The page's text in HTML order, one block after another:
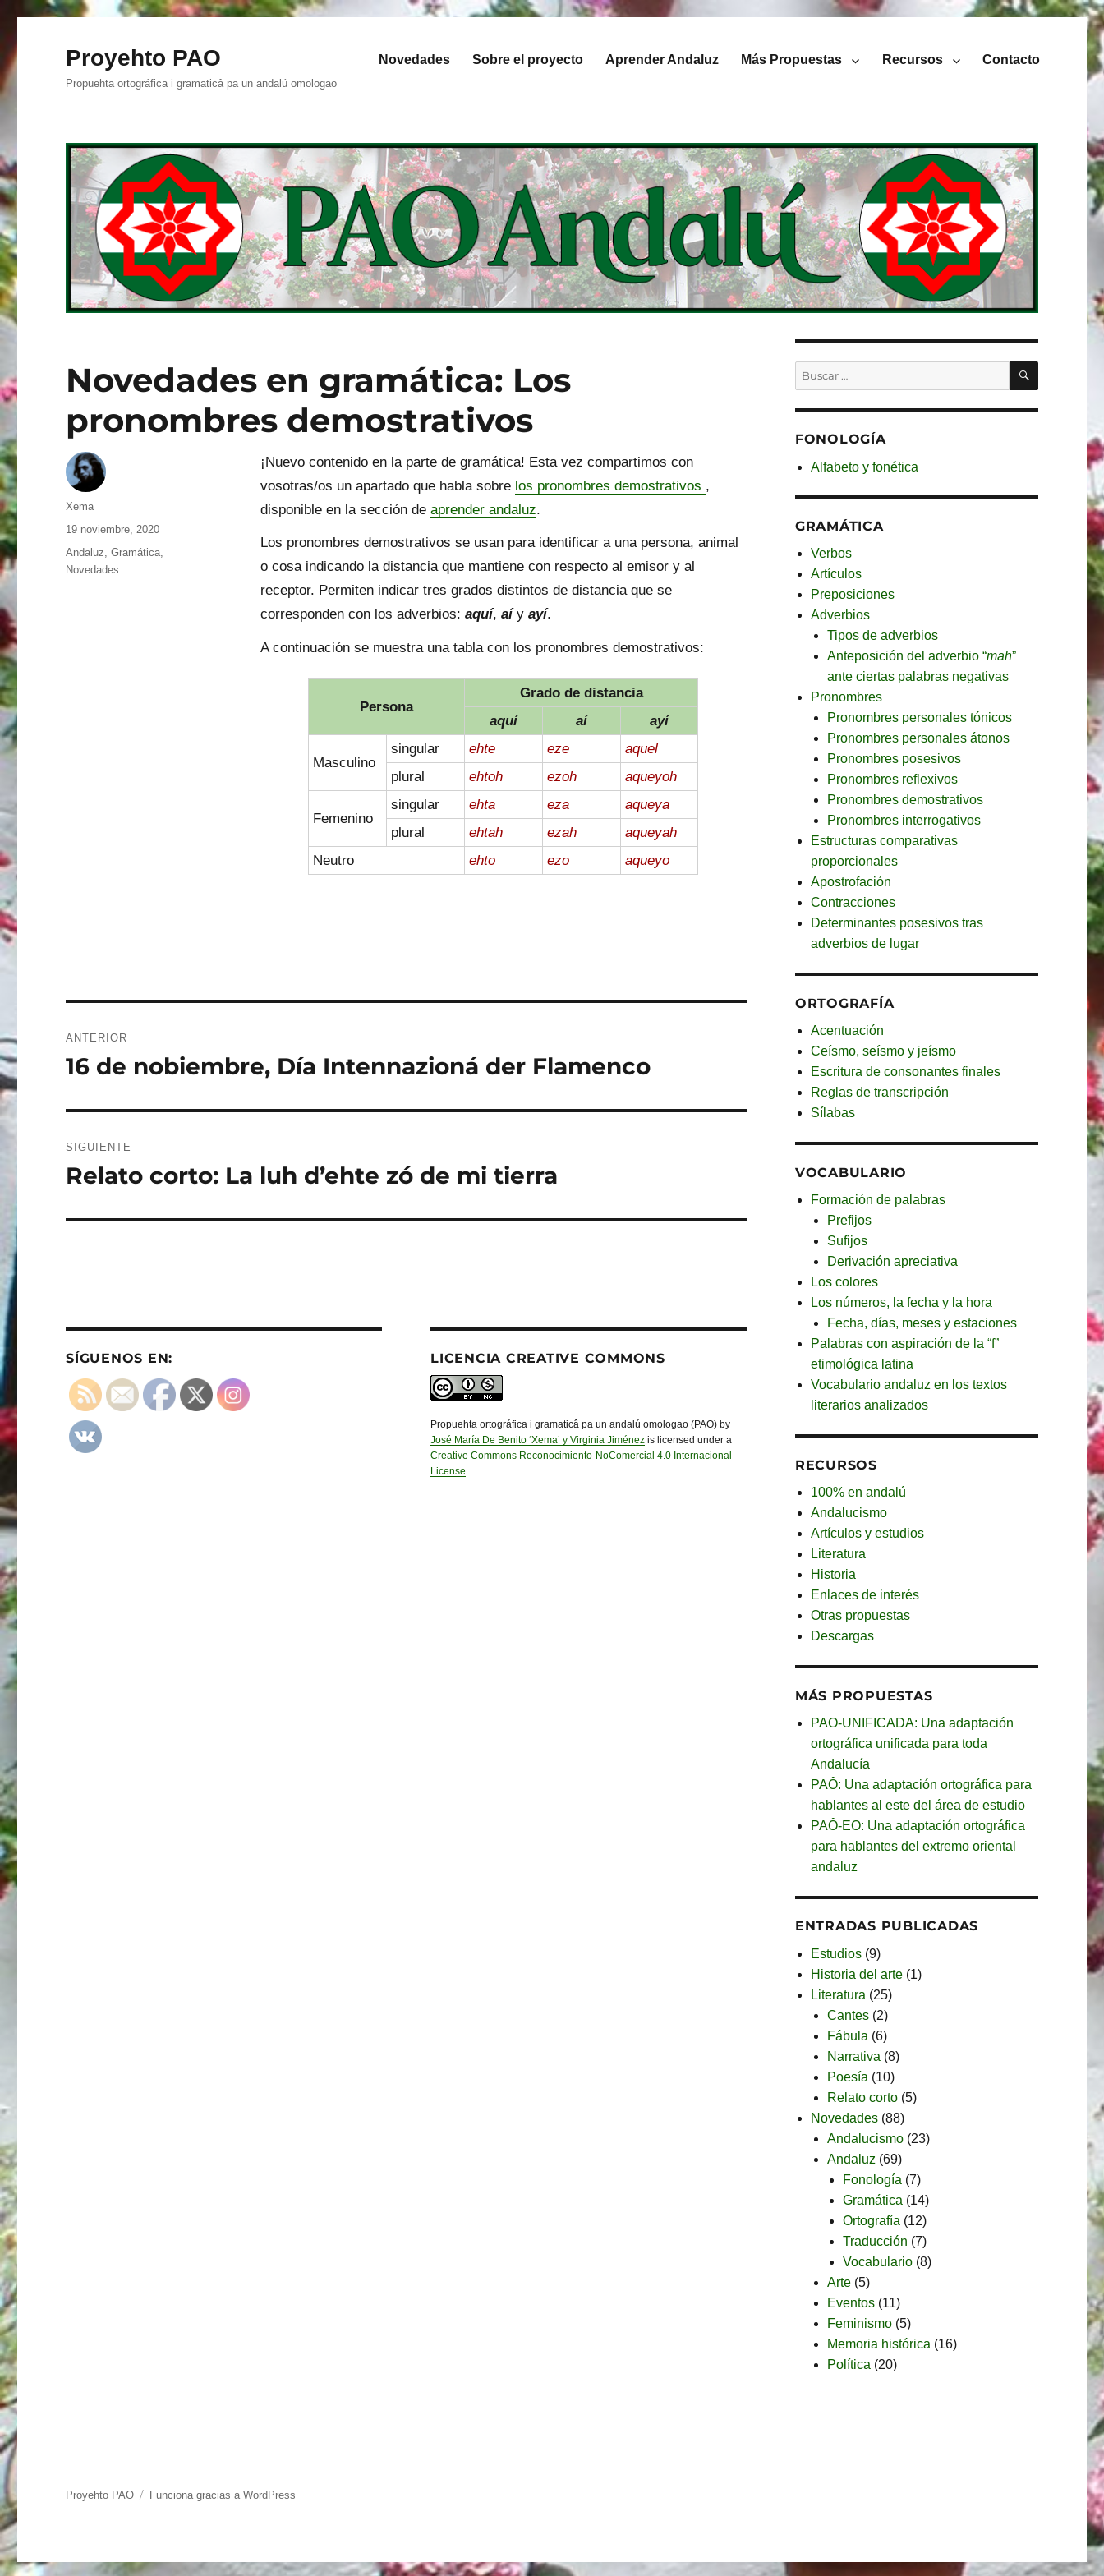
Proyehto PAO
Propuehta ortográfica i gramaticâ pa un andalú omologao
Novedades Sobre el proyecto Aprender Andaluz Más Propuestas Recursos Contacto
Novedades en gramática: Los
pronombres demostrativos
¡Nuevo contenido en la parte de gramática! Esta vez compartimos con
vosotras/os un apartado que habla sobre los pronombres demostrativos ,
disponible en la sección de aprender andaluz.
Los pronombres demostrativos se usan para identificar a una persona, animal
o cosa indicando la distancia que mantiene con respecto al emisor y al
receptor. Permiten indicar tres grados distintos de distancia que se
corresponden con los adverbios: aquí, aíy ayí.
A continuación se muestra una tabla con los pronombres demostrativos:
Persona
Grado de distancia
aquí
aí ayí
Masculino
singular ehte eze
aquel
plural
ehtoh ezoh aqueyoh
Femenino
singular ehta eza
aqueya
plural
ehtah ezah
aqueyah
Neutro
ehto ezo aqueyo
Autor
Xema
Publicado
el
19 noviembre, 2020
Categorías
Andaluz ,Gramática
Novedades
de
ANTERIOR
Entrada
16 de nobiembre, Día Intennazioná der Flamenco
SIGUIENTE
Entrada
Relato corto: La luh d’ehte zó de mi tierra
SÍGUENOS EN: LICENCIA CREATIVE COMMONS
Propuehta ortográfica i gramaticâ pa un andalú omologao (PAO) by
José María De Benito ‘Xema’ y Virginia Jiménez is licensed under a
Creative Commons Reconocimiento-NoComercial 4.0 Internacional
License
BUSCAR
FONOLOGÍA
Alfabeto y fonética
GRAMÁTICA
Verbos
Artículos
Preposiciones
Adverbios
Tipos de adverbios
Anteposición del adverbio “mah”
ante ciertas palabras negativas
Pronombres
Pronombres personales tónicos
Pronombres personales átonos
Pronombres posesivos
Pronombres reflexivos
Pronombres demostrativos
Pronombres interrogativos
Estructuras comparativas
proporcionales
Apostrofación
Contracciones
Determinantes posesivos tras
adverbios de lugar
ORTOGRAFÍA
Acentuación
Ceísmo, seísmo y jeísmo
Escritura de consonantes finales
Reglas de transcripción
Sílabas
VOCABULARIO
Formación de palabras
Prefijos
Sufijos
Derivación apreciativa
Los colores
Los números, la fecha y la hora
Fecha, días, meses y estaciones
Palabras con aspiración de la “f”
etimológica latina
Vocabulario andaluz en los textos
literarios analizados
RECURSOS
100% en andalú
Andalucismo
Artículos y estudios
Literatura
Historia
Enlaces de interés
Otras propuestas
Descargas
MÁS PROPUESTAS
PAO-UNIFICADA: Una adaptación
ortográfica unificada para toda
Andalucía
PAÔ: Una adaptación ortográfica para
hablantes al este del área de estudio
PAÔ-EO: Una adaptación ortográfica
para hablantes del extremo oriental
andaluz
ENTRADAS PUBLICADAS
Estudios (9)
Historia del arte (1)
Literatura (25)
Cantes(2)
Fábula (6)
Narrativa (8)
Poesía (10)
Relato corto(5)
Novedades (88)
Andalucismo(23)
Andaluz (69)
Fonología (7)
Gramática (14)
Ortografía (12)
Traducción (7)
Vocabulario (8)
Arte(5)
Eventos(11)
Feminismo(5)
Memoria histórica (16)
Política (20)
Proyehto PAO Funciona gracias a WordPress